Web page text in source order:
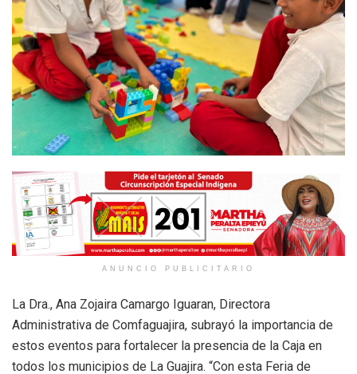
ANUNCIO PUBLICITARIO
La Dra., Ana Zojaira Camargo Iguaran, Directora
Administrativa de Comfaguajira, subrayó la importancia de
estos eventos para fortalecer la presencia de la Caja en
todos los municipios de La Guajira. “Con esta Feria de